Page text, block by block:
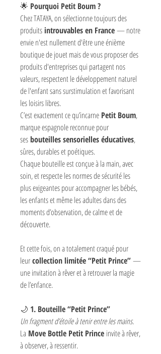
🌟 Pourquoi Petit Boum ?
Chez TATAYA, on sélectionne toujours des
produits introuvables en France— notre
envie n'est nullement d'être une énième
boutique de jouet mais de vous proposer des
produits d'entreprises qui partagent nos
valeurs, respectent le développement naturel
de l'enfant sans surstimulation et favorisant
les loisirs libres.
C’est exactement ce qu’incarne Petit Boum,
marque espagnole reconnue pour
ses bouteilles sensorielles éducatives,
sûres, durables et poétiques.
Chaque bouteille est conçue à la main, avec
soin, et respecte les normes de sécurité les
plus exigeantes pour accompagner les bébés,
les enfants et même les adultes dans des
moments d’observation, de calme et de
découverte.
Et cette fois, on a totalement craqué pour
leurcollection limitée “Petit Prince”—
une invitation à rêver et à retrouver la magie
de l’enfance.
🌙 1. Bouteille “Petit Prince”
Un fragment d’étoile à tenir entre les mains.
La Move Bottle Petit Prince invite à rêver,
à observer, à ressentir.